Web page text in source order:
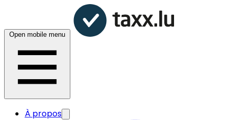
Open mobile menu
À propos